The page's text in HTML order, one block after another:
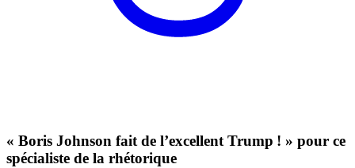
« Boris Johnson fait de l’excellent Trump ! » pour ce
spécialiste de la rhétorique